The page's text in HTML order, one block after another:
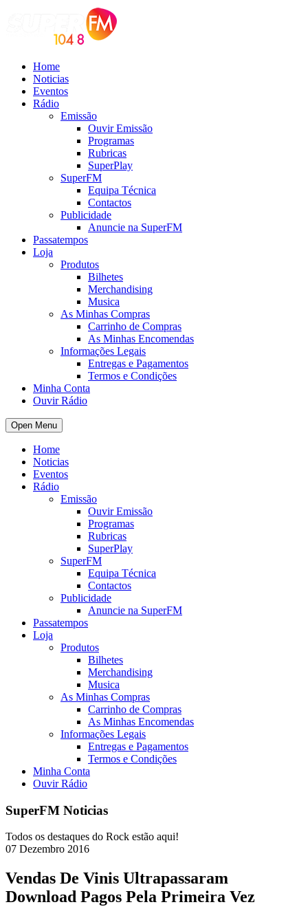
Home
Noticias
Eventos
Rádio
Emissão
Ouvir Emissão
Programas
Rubricas
SuperPlay
SuperFM
Equipa Técnica
Contactos
Publicidade
Anuncie na SuperFM
Passatempos
Loja
Produtos
Bilhetes
Merchandising
Musica
As Minhas Compras
Carrinho de Compras
As Minhas Encomendas
Informações Legais
Entregas e Pagamentos
Termos e Condições
Minha Conta
Ouvir Rádio
Open Menu
Home
Noticias
Eventos
Rádio
Emissão
Ouvir Emissão
Programas
Rubricas
SuperPlay
SuperFM
Equipa Técnica
Contactos
Publicidade
Anuncie na SuperFM
Passatempos
Loja
Produtos
Bilhetes
Merchandising
Musica
As Minhas Compras
Carrinho de Compras
As Minhas Encomendas
Informações Legais
Entregas e Pagamentos
Termos e Condições
Minha Conta
Ouvir Rádio
SuperFM Noticias
Todos os destaques do Rock estão aqui!
07 Dezembro 2016
Vendas De Vinis Ultrapassaram
Download Pagos Pela Primeira Vez